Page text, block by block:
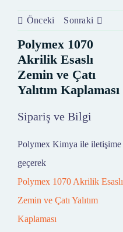
Önceki Sonraki
Polymex 1070
Akrilik Esaslı
Zemin ve Çatı
Yalıtım Kaplaması
Sipariş ve Bilgi
Polymex Kimya ile iletişime
geçerek
Polymex 1070 Akrilik Esaslı
Zemin ve Çatı Yalıtım
Kaplaması